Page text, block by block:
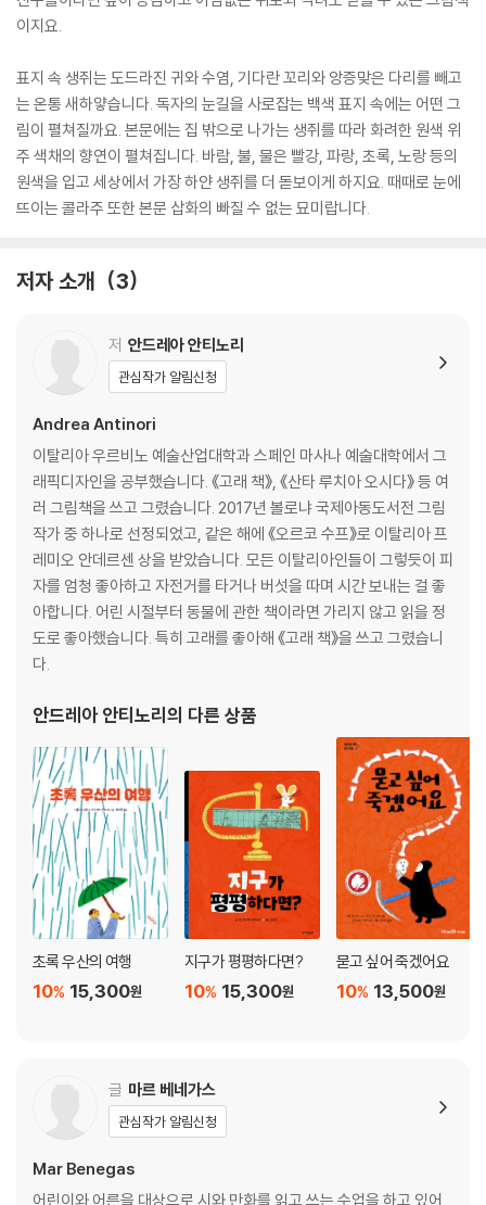
이지요.
표지 속 생쥐는 도드라진 귀와 수염, 기다란 꼬리와 앙증맞은 다리를 빼고
는 온통 새하얗습니다. 독자의 눈길을 사로잡는 백색 표지 속에는 어떤 그
림이 펼쳐질까요. 본문에는 집 밖으로 나가는 생쥐를 따라 화려한 원색 위
주 색채의 향연이 펼쳐집니다. 바람, 불, 물은 빨강, 파랑, 초록, 노랑 등의
원색을 입고 세상에서 가장 하얀 생쥐를 더 돋보이게 하지요. 때때로 눈에
뜨이는 콜라주 또한 본문 삽화의 빠질 수 없는 묘미랍니다.
저자 소개 3
저 안드레아 안티노리
관심작가 알림신청
Andrea Antinori
이탈리아 우르비노 예술산업대학과 스페인 마사나 예술대학에서 그
래픽디자인을 공부했습니다. 《고래 책》, 《산타 루치아 오시다》 등 여
러 그림책을 쓰고 그렸습니다. 2017년 볼로냐 국제아동도서전 그림
작가 중 하나로 선정되었고, 같은 해에 《오르코 수프》로 이탈리아 프
레미오 안데르센 상을 받았습니다. 모든 이탈리아인들이 그렇듯이 피
자를 엄청 좋아하고 자전거를 타거나 버섯을 따며 시간 보내는 걸 좋
아합니다. 어린 시절부터 동물에 관한 책이라면 가리지 않고 읽을 정
도로 좋아했습니다. 특히 고래를 좋아해 《고래 책》을 쓰고 그렸습니
다.
안드레아 안티노리 의 다른 상품
초록 우산의 여행
15,300원
10%
지구가 평평하다면?
15,300원
10%
묻고 싶어 죽겠어요
13,500원
10%
글 마르 베네가스
관심작가 알림신청
Mar Benegas
어린이와 어른을 대상으로 시와 만화를 읽고 쓰는 수업을 하고 있어